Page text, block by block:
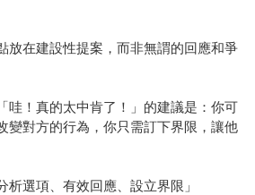
放在建設性提案，而非無謂的回應和爭
哇！真的太中肯了！」的建議是：你可
變對方的行為，你只需訂下界限，讓他
選項、有效回應、設立界限」